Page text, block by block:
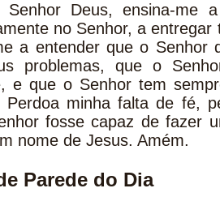
Senhor Deus, ensina-me
no Senhor, a entregar
a entender que o Senhor
problemas, que o
e que o Senhor tem
Perdoa minha falta de fé,
fosse capaz de fazer
nome de Jesus. Amém.
Parede do Dia